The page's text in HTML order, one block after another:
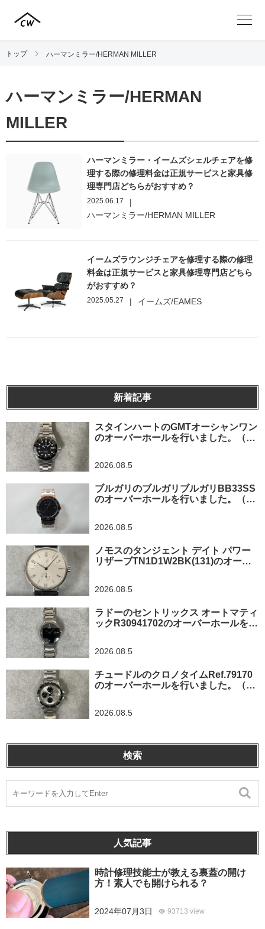
トップ ハーマンミラー/HERMAN MILLER
ハーマンミラー/HERMAN
MILLER
ハーマンミラー・イームズシェルチェアを修
理する際の修理料金は正規サービスと家具修
理専門店どちらがおすすめ？
2025.06.17
|
ハーマンミラー/HERMAN MILLER
イームズラウンジチェアを修理する際の修理
料金は正規サービスと家具修理専門店どちら
がおすすめ？
2025.05.27 | イームズ/EAMES
新着記事
スタインハートのGMTオーシャンワン
のオーバーホールを行いました。（神
2026.08.5
ブルガリのブルガリブルガリBB33SS
のオーバーホールを行いました。（埼
2026.08.5
ノモスのタンジェント デイト パワー
リザーブTN1D1W2BK(131)のオーバ
2026.08.5
ラドーのセントリックス オートマティ
ックR30941702のオーバーホールを行
2026.08.5
チュードルのクロノタイムRef.79170
のオーバーホールを行いました。（神
2026.08.5
検索
人気記事
時計修理技能士が教える裏蓋の開け
方！素人でも開けられる？
2024年07月3日 93713 view